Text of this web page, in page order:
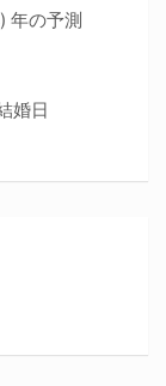
年の予測
婚日